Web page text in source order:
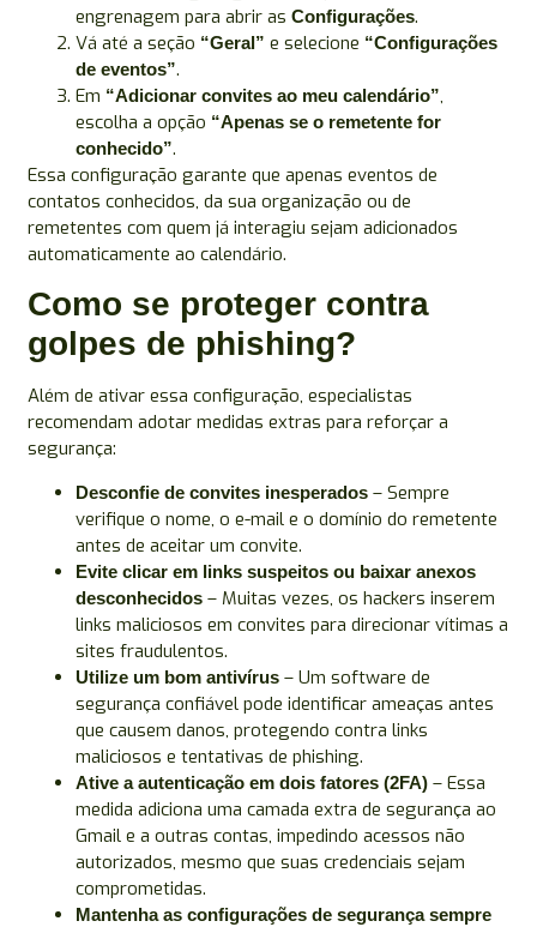
engrenagem para abrir asConfigurações.
Vá até a seção “Geral” e selecione “Configurações
de eventos”.
Em “Adicionar convites ao meu calendário”,
escolha a opção “Apenas se o remetente for
conhecido”.
Essa configuração garante que apenas eventos de
contatos conhecidos, da sua organização ou de
remetentes com quem já interagiu sejam adicionados
automaticamente ao calendário.
Como se proteger contra
golpes de phishing?
Além de ativar essa configuração, especialistas
recomendam adotar medidas extras para reforçar a
segurança:
Desconfie de convites inesperados – Sempre
verifique o nome, o e-mail e o domínio do remetente
antes de aceitar um convite.
Evite clicar em links suspeitos ou baixar anexos
desconhecidos – Muitas vezes, os hackers inserem
links maliciosos em convites para direcionar vítimas a
sites fraudulentos.
Utilize um bom antivírus – Um software de
segurança confiável pode identificar ameaças antes
que causem danos, protegendo contra links
maliciosos e tentativas de phishing.
Ative a autenticação em dois fatores (2FA) – Essa
medida adiciona uma camada extra de segurança ao
Gmail e a outras contas, impedindo acessos não
autorizados, mesmo que suas credenciais sejam
comprometidas.
Mantenha as configurações de segurança sempre